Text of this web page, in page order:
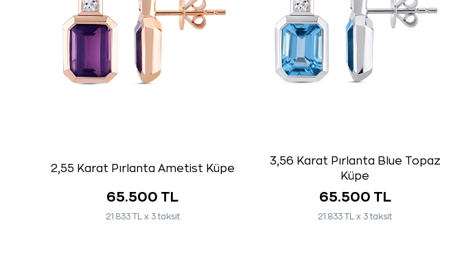
2,55 Karat Pırlanta Ametist Küpe
65.500 TL
21.833 TL x 3 taksit
3,56 Karat Pırlanta Blue Topaz
Küpe
65.500 TL
21.833 TL x 3 taksit